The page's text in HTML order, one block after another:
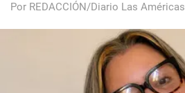
Por REDACCIÓN/Diario Las Américas